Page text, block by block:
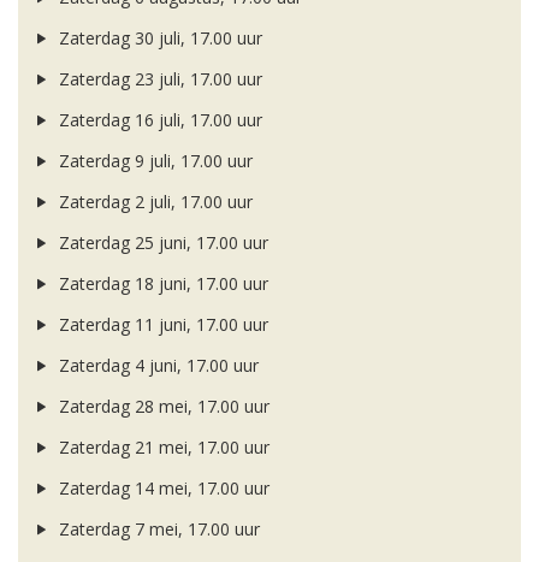
Zaterdag 30 juli, 17.00 uur
Zaterdag 23 juli, 17.00 uur
Zaterdag 16 juli, 17.00 uur
Zaterdag 9 juli, 17.00 uur
Zaterdag 2 juli, 17.00 uur
Zaterdag 25 juni, 17.00 uur
Zaterdag 18 juni, 17.00 uur
Zaterdag 11 juni, 17.00 uur
Zaterdag 4 juni, 17.00 uur
Zaterdag 28 mei, 17.00 uur
Zaterdag 21 mei, 17.00 uur
Zaterdag 14 mei, 17.00 uur
Zaterdag 7 mei, 17.00 uur